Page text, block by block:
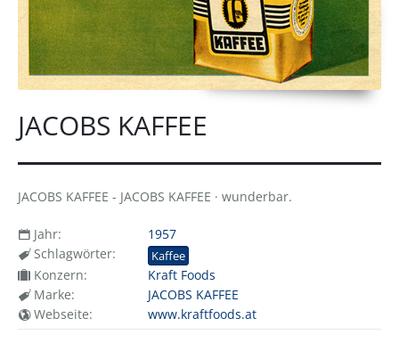
JACOBS KAFFEE
JACOBS KAFFEE - JACOBS KAFFEE · wunderbar.
Jahr:
1957
Schlagwörter:
Kaffee
Konzern:
Kraft Foods
Marke:
JACOBS KAFFEE
Webseite:
www.kraftfoods.at